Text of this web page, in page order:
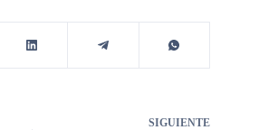
SIGUIENTE